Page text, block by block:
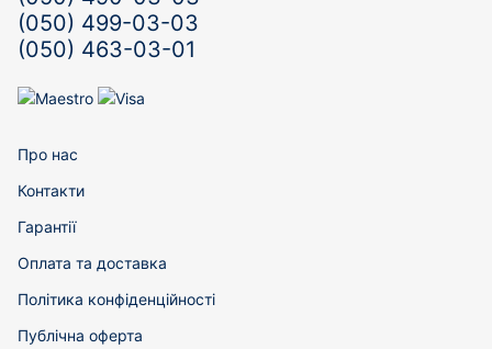
(050) 499-03-03
(050) 463-03-01
Про нас
Контакти
Гарантії
Оплата та доставка
Політика конфіденційності
Публічна оферта